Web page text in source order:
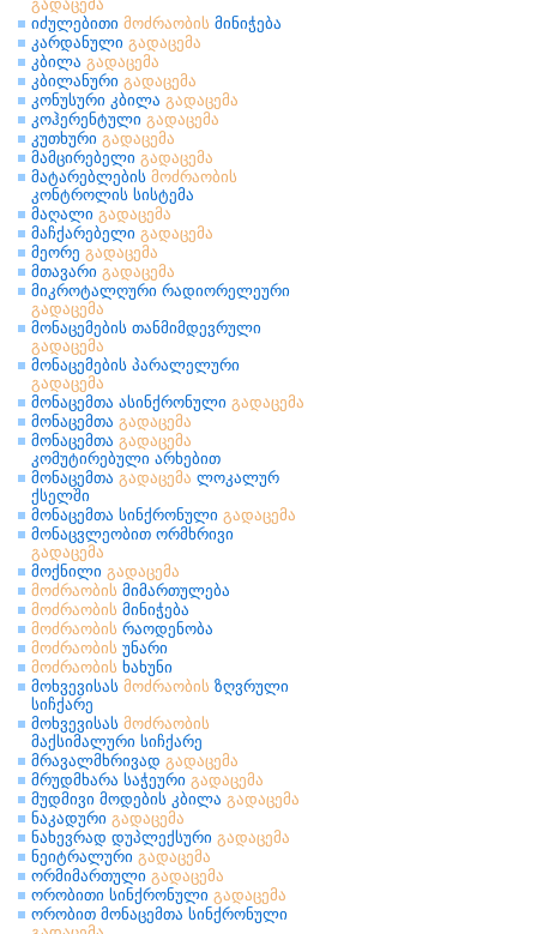
გადაცემა
იძულებითი მოძრაობის მინიჭება
კარდანული გადაცემა
კბილა გადაცემა
კბილანური გადაცემა
კონუსური კბილა გადაცემა
კოჰერენტული გადაცემა
კუთხური გადაცემა
მამცირებელი გადაცემა
მატარებლების მოძრაობის
კონტროლის სისტემა
მაღალი გადაცემა
მაჩქარებელი გადაცემა
მეორე გადაცემა
მთავარი გადაცემა
მიკროტალღური რადიორელეური
გადაცემა
მონაცემების თანმიმდევრული
გადაცემა
მონაცემების პარალელური
გადაცემა
მონაცემთა ასინქრონული გადაცემა
მონაცემთა გადაცემა
მონაცემთა გადაცემა
კომუტირებული არხებით
მონაცემთა გადაცემა ლოკალურ
ქსელში
მონაცემთა სინქრონული გადაცემა
მონაცვლეობით ორმხრივი
გადაცემა
მოქნილი გადაცემა
მოძრაობის მიმართულება
მოძრაობის მინიჭება
მოძრაობის რაოდენობა
მოძრაობის უნარი
მოძრაობის ხახუნი
მოხვევისას მოძრაობის ზღვრული
სიჩქარე
მოხვევისას მოძრაობის
მაქსიმალური სიჩქარე
მრავალმხრივად გადაცემა
მრუდმხარა საჭეური გადაცემა
მუდმივი მოდების კბილა გადაცემა
ნაკადური გადაცემა
ნახევრად დუპლექსური გადაცემა
ნეიტრალური გადაცემა
ორმიმართული გადაცემა
ორობითი სინქრონული გადაცემა
ორობით მონაცემთა სინქრონული